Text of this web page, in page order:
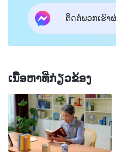
ພຽງຕ້ອງການໃຫ້ລາວຈາກໄ
ສະແດງພອນສະຫວັນຂອງຂ້
ໜ້າທີ່ຂອງຂ້ອຍເຕັມເວລາແບບ
ເພື່ອພວກເຂົາທັນທີ. ດ້ວຍວິທີ
ທູນຂ້ອຍ. ຂ້ອຍຕ້ອງການອອກ
ແລະ ອຸທິດຕົນຢ່າງສົມບູນໃຫ້
ຍັງຈຳເປັນຕ້ອງເຮັດວຽກເພື່ອ
ສະໜັບສະໜູນຄອບຄົວຂອງຂ້
ຕິດຕໍ່ພວກເຮົາ
ເນື້ອຫາທີ່ກ່ຽວຂ້ອງ